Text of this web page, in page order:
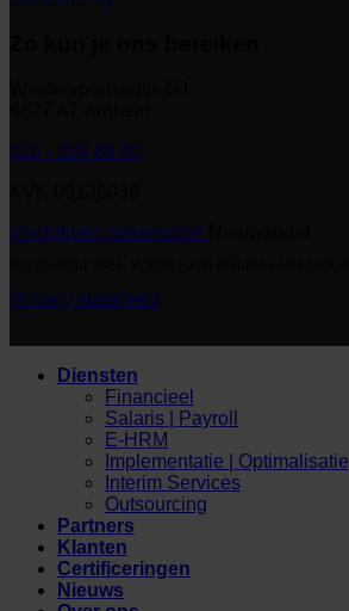
026 - 389 89 00
Inschrijven nieuwsbrief
Privacy statement
Diensten
Financieel
Salaris | Payroll
E-HRM
Implementatie | Optimalisatie
Interim Services
Outsourcing
Partners
Klanten
Certificeringen
Nieuws